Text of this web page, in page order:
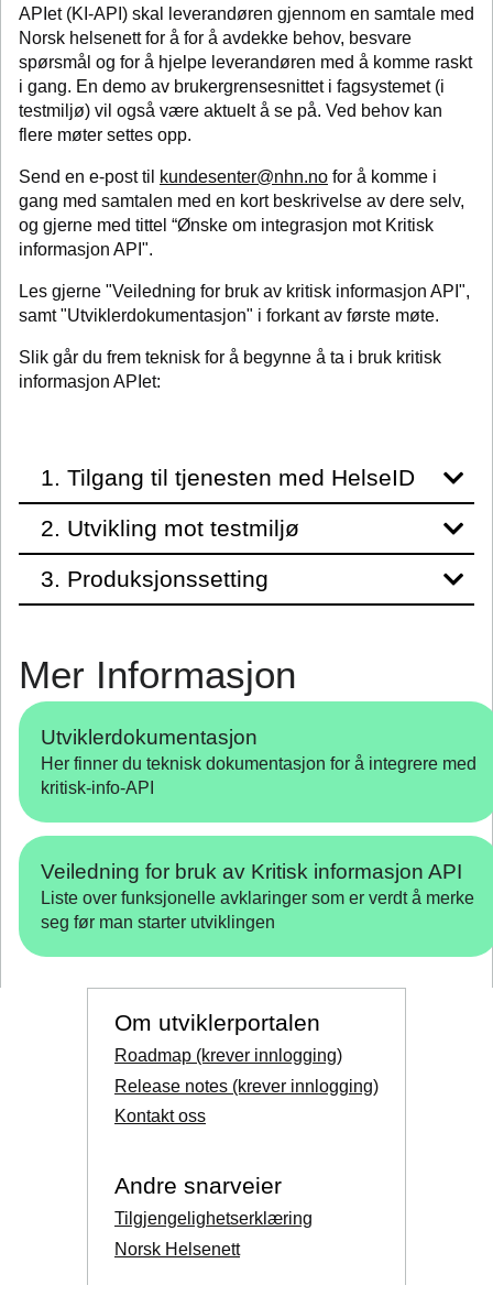
APIet (KI-API) skal leverandøren gjennom en samtale med
Norsk helsenett for å for å avdekke behov, besvare
spørsmål og for å hjelpe leverandøren med å komme raskt
i gang. En demo av brukergrensesnittet i fagsystemet (i
testmiljø) vil også være aktuelt å se på. Ved behov kan
flere møter settes opp.
Send en e-post til kundesenter@nhn.no for å komme i
gang med samtalen med en kort beskrivelse av dere selv,
og gjerne med tittel “Ønske om integrasjon mot Kritisk
informasjon API".
Les gjerne "Veiledning for bruk av kritisk informasjon API",
samt "Utviklerdokumentasjon" i forkant av første møte.
Slik går du frem teknisk for å begynne å ta i bruk kritisk
informasjon APIet:
1. Tilgang til tjenesten med HelseID
2. Utvikling mot testmiljø
3. Produksjonssetting
Mer Informasjon
Utviklerdokumentasjon
Her finner du teknisk dokumentasjon for å integrere med
kritisk-info-API
Veiledning for bruk av Kritisk informasjon API
Liste over funksjonelle avklaringer som er verdt å merke
seg før man starter utviklingen
Om utviklerportalen
Roadmap (krever innlogging)
Release notes (krever innlogging)
Kontakt oss
Andre snarveier
Tilgjengelighetserklæring
Norsk Helsenett